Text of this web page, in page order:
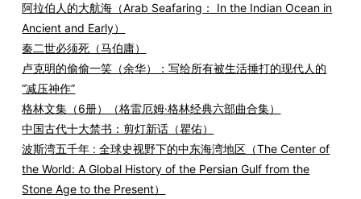
阿拉伯人的大航海（Arab Seafaring： In the Indian Ocean in
Ancient and Early）
秦二世必须死（马伯庸）
卢克明的偷偷一笑（余华）：写给所有被生活捶打的现代人的
“减压神作”
格林文集（6册）（格雷厄姆·格林经典六部曲合集）
中国古代十大禁书：剪灯新话（瞿佑）
波斯湾五千年 : 全球史视野下的中东海湾地区（The Center of
the World: A Global History of the Persian Gulf from the
Stone Age to the Present）